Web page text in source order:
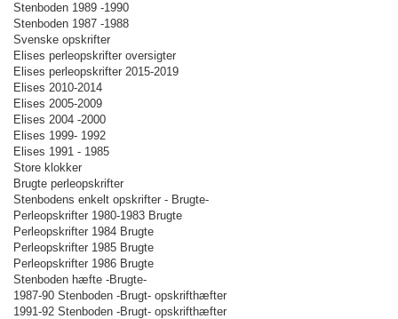
Stenboden 1989 -1990
Stenboden 1987 -1988
Svenske opskrifter
Elises perleopskrifter oversigter
Elises perleopskrifter 2015-2019
Elises 2010-2014
Elises 2005-2009
Elises 2004 -2000
Elises 1999- 1992
Elises 1991 - 1985
Store klokker
Brugte perleopskrifter
Stenbodens enkelt opskrifter - Brugte-
Perleopskrifter 1980-1983 Brugte
Perleopskrifter 1984 Brugte
Perleopskrifter 1985 Brugte
Perleopskrifter 1986 Brugte
Stenboden hæfte -Brugte-
1987-90 Stenboden -Brugt- opskrifthæfter
1991-92 Stenboden -Brugt- opskrifthæfter